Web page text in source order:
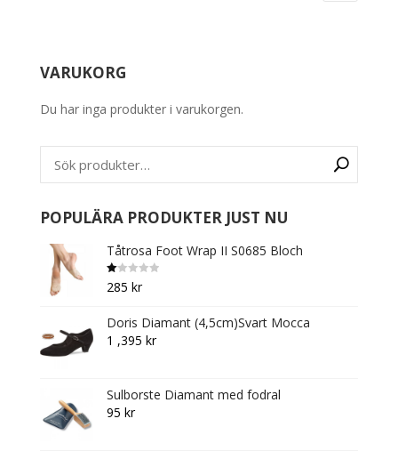
VARUKORG
Du har inga produkter i varukorgen.
POPULÄRA PRODUKTER JUST NU
Tåtrosa Foot Wrap II S0685 Bloch
B
et
s
1.
285 kr
Doris Diamant (4,5cm)Svart Mocca
1 ,395 kr
Sulborste Diamant med fodral
95 kr